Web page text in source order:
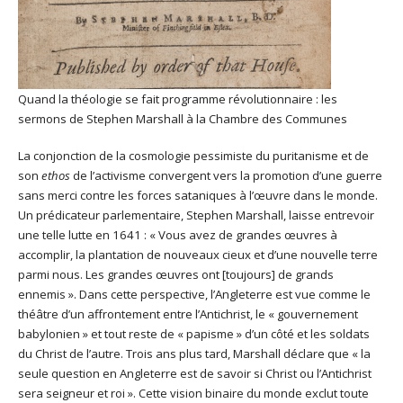
Quand la théologie se fait programme révolutionnaire : les
sermons de Stephen Marshall à la Chambre des Communes
La conjonction de la cosmologie pessimiste du puritanisme et de
son ethosde l’activisme convergent vers la promotion d’une guerre
sans merci contre les forces sataniques à l’œuvre dans le monde.
Un prédicateur parlementaire, Stephen Marshall, laisse entrevoir
une telle lutte en 1641 : « Vous avez de grandes œuvres à
accomplir, la plantation de nouveaux cieux et d’une nouvelle terre
parmi nous. Les grandes œuvres ont [toujours] de grands
ennemis ». Dans cette perspective, l’Angleterre est vue comme le
théâtre d’un affrontement entre l’Antichrist, le « gouvernement
babylonien » et tout reste de « papisme » d’un côté et les soldats
du Christ de l’autre. Trois ans plus tard, Marshall déclare que « la
seule question en Angleterre est de savoir si Christ ou l’Antichrist
sera seigneur et roi ». Cette vision binaire du monde exclut toute